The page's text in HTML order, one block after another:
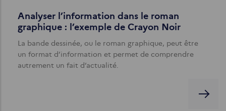
Analyser l’information dans le roman
graphique : l’exemple de Crayon Noir
La bande dessinée, ou le roman graphique, peut être
un format d’information et permet de comprendre
autrement un fait d’actualité.